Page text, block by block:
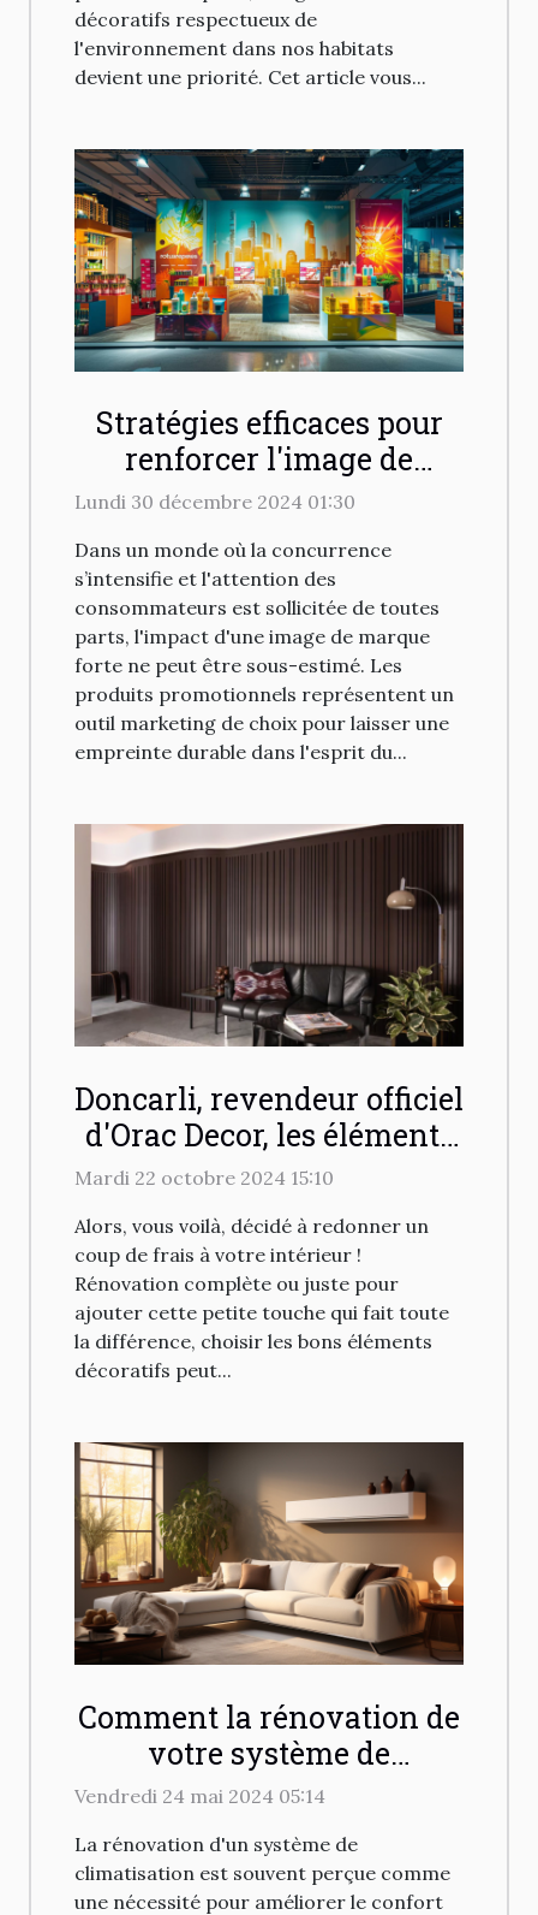
décoratifs respectueux de
l'environnement dans nos habitats
devient une priorité. Cet article vous...
Stratégies efficaces pour
renforcer l'image de
marque avec des produits
Lundi 30 décembre 2024 01:30
Dans un monde où la concurrence
s’intensifie et l'attention des
consommateurs est sollicitée de toutes
parts, l'impact d'une image de marque
forte ne peut être sous-estimé. Les
produits promotionnels représentent un
outil marketing de choix pour laisser une
empreinte durable dans l'esprit du...
Doncarli, revendeur officiel
d'Orac Decor, les éléments
décoratifs pour intérieur !
Mardi 22 octobre 2024 15:10
Alors, vous voilà, décidé à redonner un
coup de frais à votre intérieur !
Rénovation complète ou juste pour
ajouter cette petite touche qui fait toute
la différence, choisir les bons éléments
décoratifs peut...
Comment la rénovation de
votre système de
climatisation peut
votre maison
Vendredi 24 mai 2024 05:14
La rénovation d'un système de
climatisation est souvent perçue comme
une nécessité pour améliorer le confort